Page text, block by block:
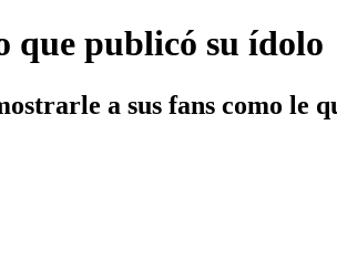
que publicó su ídolo
a sus fans como le